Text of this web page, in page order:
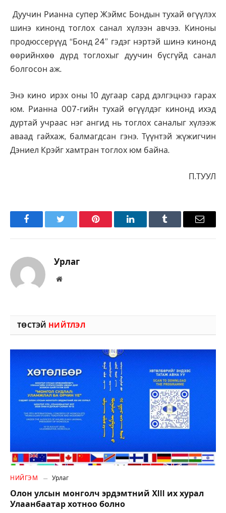
Дуучин Рианна супер Жэймс Бондын тухай өгүүлэх
шинэ кинонд тоглох санал хүлээн авчээ. Киноны
продюссерүүд “Бонд 24” гэдэг нэртэй шинэ кинонд
өөрийнхөө дүрд тоглохыг дуучин бүсгүйд санал
болгосон аж.
Энэ кино ирэх оны 10 дугаар сард дэлгэцнээ гарах
юм. Рианна 007-гийн тухай өгүүлдэг кинонд ихэд
дуртай учраас нэг ангид нь тоглох саналыг хүлээж
аваад гайхаж, балмагдсан гэнэ. Түүнтэй жүжигчин
Дэниел Крэйг хамтран тоглох юм байна.
П.ТУУЛ
FacebookTwitter Pinterest LinkedInTumblr Имэйл
Урлаг
Вэбсайт
ТӨСТЭЙ НИЙТЛЭЛ
НИЙГЭМ Урлаг
Олон улсын монголч эрдэмтний XIII их хурал
Улаанбаатар хотноо болно